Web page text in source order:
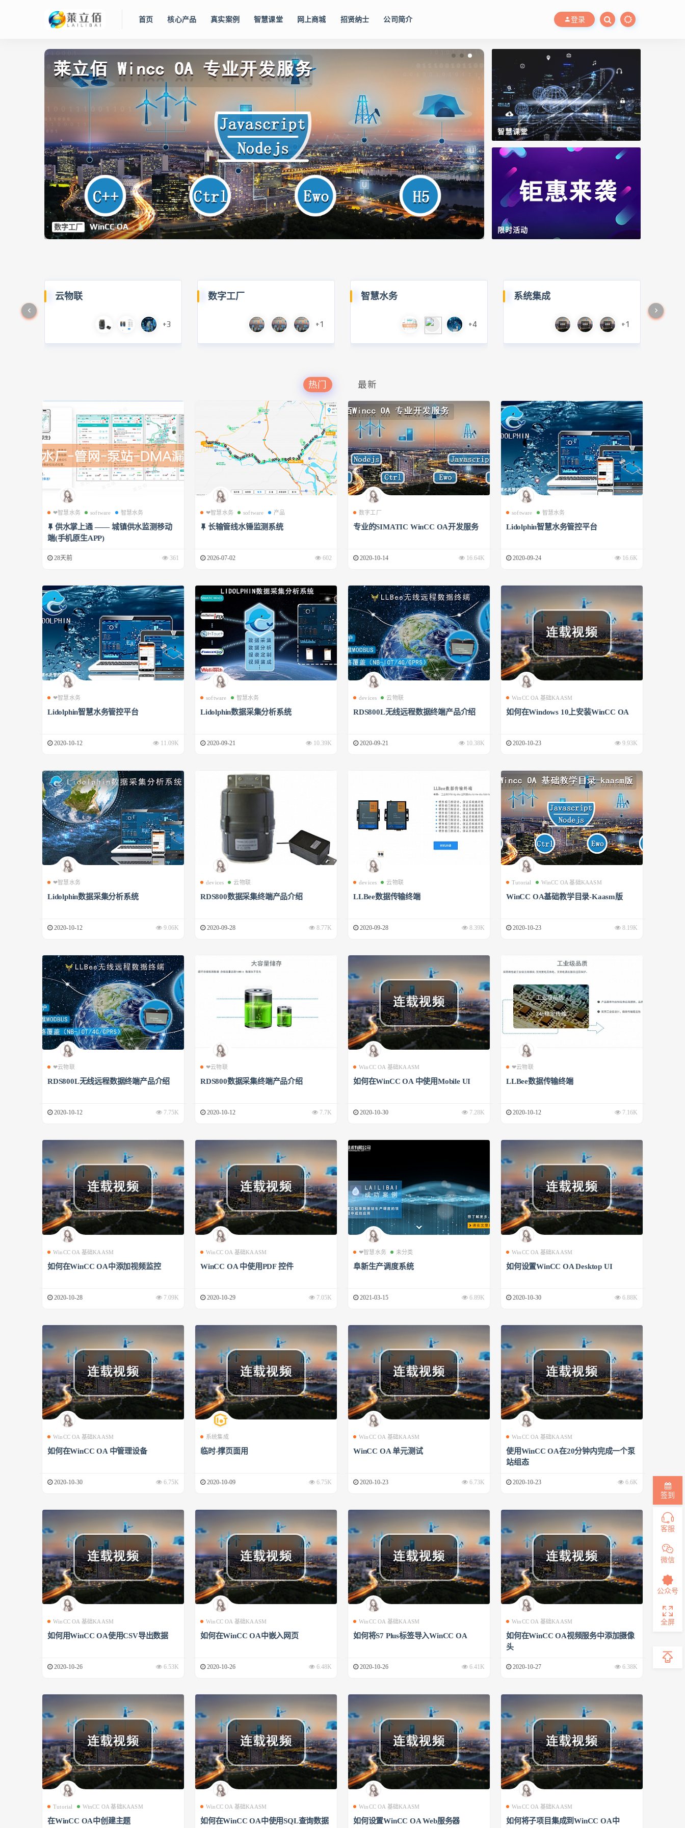
首页 核心产品 真实案例 智慧课堂 网上商城 招贤纳士 公司简介 登录
数字工厂 WinCC OA Lidolphin
智慧课堂
限时活动
云物联
+3
数字工厂
+1
智慧水务
+4
系统集成
+1
热门 最新
❤智慧水务 software 智慧水务
供水掌上通 —— 城镇供水监测移动
端(手机原生APP)
28天前 361
❤智慧水务 software 产品
长输管线水锤监测系统
2026-07-02 602
数字工厂
专业的SIMATIC WinCC OA开发服务
2020-10-14 16.64K
software 智慧水务
Lidolphin智慧水务管控平台
2020-09-24 16.6K
❤智慧水务
Lidolphin智慧水务管控平台
2020-10-12 11.09K
software 智慧水务
Lidolphin数据采集分析系统
2020-09-21 10.39K
devices 云物联
RDS800L无线远程数据终端产品介绍
2020-09-21 10.38K
WinCC OA 基础KAASM
如何在Windows 10上安装WinCC OA
2020-10-23 9.93K
❤智慧水务
Lidolphin数据采集分析系统
2020-10-12 9.06K
devices 云物联
RDS800数据采集终端产品介绍
2020-09-28 8.77K
devices 云物联
LLBee数据传输终端
2020-09-28 8.39K
Tutorial WinCC OA 基础KAASM
WinCC OA基础教学目录-Kaasm版
2020-10-23 8.19K
❤云物联
RDS800L无线远程数据终端产品介绍
2020-10-12 7.75K
❤云物联
RDS800数据采集终端产品介绍
2020-10-12 7.7K
WinCC OA 基础KAASM
如何在WinCC OA 中使用Mobile UI
2020-10-30 7.28K
❤云物联
LLBee数据传输终端
2020-10-12 7.16K
WinCC OA 基础KAASM
如何在WinCC OA中添加视频监控
2020-10-28 7.09K
WinCC OA 基础KAASM
WinCC OA 中使用PDF 控件
2020-10-29 7.05K
❤智慧水务 未分类
阜新生产调度系统
2021-03-15 6.89K
WinCC OA 基础KAASM
如何设置WinCC OA Desktop UI
2020-10-30 6.88K
WinCC OA 基础KAASM
如何在WinCC OA 中管理设备
2020-10-30 6.75K
系统集成
临时-撑页面用
2020-10-09 6.75K
WinCC OA 基础KAASM
WinCC OA 单元测试
2020-10-23 6.73K
WinCC OA 基础KAASM
使用WinCC OA在20分钟内完成一个泵
站组态
2020-10-23 6.6K
WinCC OA 基础KAASM
如何用WinCC OA使用CSV导出数据
2020-10-26 6.53K
WinCC OA 基础KAASM
如何在WinCC OA中嵌入网页
2020-10-26 6.48K
WinCC OA 基础KAASM
如何将S7 Plus标签导入WinCC OA
2020-10-26 6.41K
WinCC OA 基础KAASM
如何在WinCC OA视频服务中添加摄像
头
2020-10-27 6.38K
Tutorial WinCC OA 基础KAASM
在WinCC OA中创建主题
WinCC OA 基础KAASM
如何在WinCC OA中使用SQL查询数据
WinCC OA 基础KAASM
如何设置WinCC OA Web服务器
WinCC OA 基础KAASM
如何将子项目集成到WinCC OA中
签到
客服
微信
公众号
全屏